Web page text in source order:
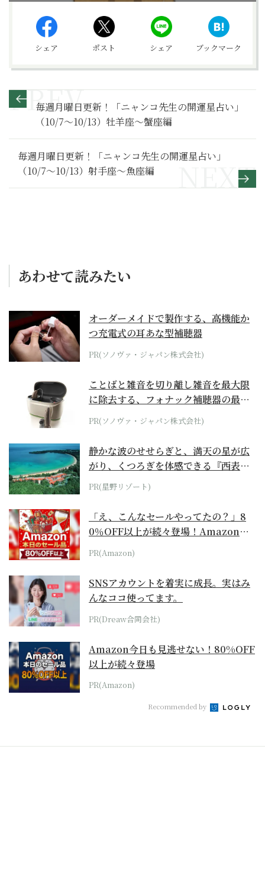
シェア ポスト シェア ブックマーク
毎週月曜日更新！「ニャンコ先生の開運星占い」
（10/7～10/13）牡羊座～蟹座編
毎週月曜日更新！「ニャンコ先生の開運星占い」
（10/7～10/13）射手座～魚座編
あわせて読みたい
オーダーメイドで製作する、高機能か
つ充電式の耳あな型補聴器
PR(ソノヴァ・ジャパン株式会社)
ことばと雑音を切り離し雑音を最大限
に除去する、フォナック補聴器の最上
位モデル
PR(ソノヴァ・ジャパン株式会社)
静かな波のせせらぎと、満天の星が広
がり、くつろぎを体感できる『西表島
ホテル by...
PR(星野リゾート)
「え、こんなセールやってたの？」8
0％OFF以上が続々登場！Amazonの
本気が...
PR(Amazon)
SNSアカウントを着実に成長。実はみ
んなココ使ってます。
PR(Dreaw合同会社)
Amazon今日も見逃せない！80%OFF
以上が続々登場
PR(Amazon)
Recommended by